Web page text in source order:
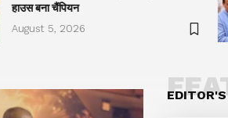
हाउस बना चैंपियन
August 5, 2026